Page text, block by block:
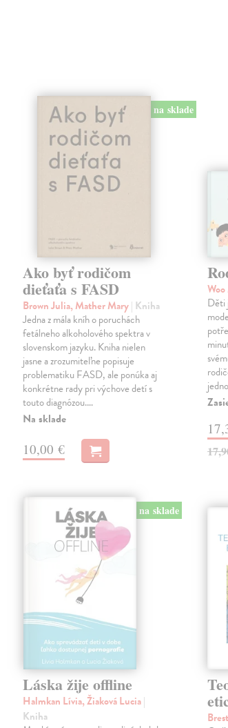
na sklade
Ako byť rodičom
dieťaťa s FASD
Brown Julia, Mather Mary| Kniha
Jedna z mála kníh o poruchách
fetálneho alkoholového spektra v
slovenskom jazyku. Kniha nielen
jasne a zrozumiteľne popisuje
problematiku FASD, ale ponúka aj
konkrétne rady pri výchove detí s
touto diagnózou.…
Na sklade
10,00 €
Děti
na sklade
Láska žije offline
Halmkan Lívia, Žiaková Lucia|
Kniha